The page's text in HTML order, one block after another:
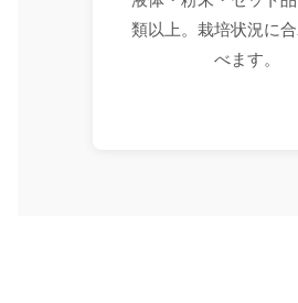
類以上。栽培状況に
べます。